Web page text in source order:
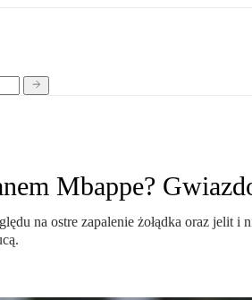
Mbappe?
na ostre zapalenie żołądka oraz